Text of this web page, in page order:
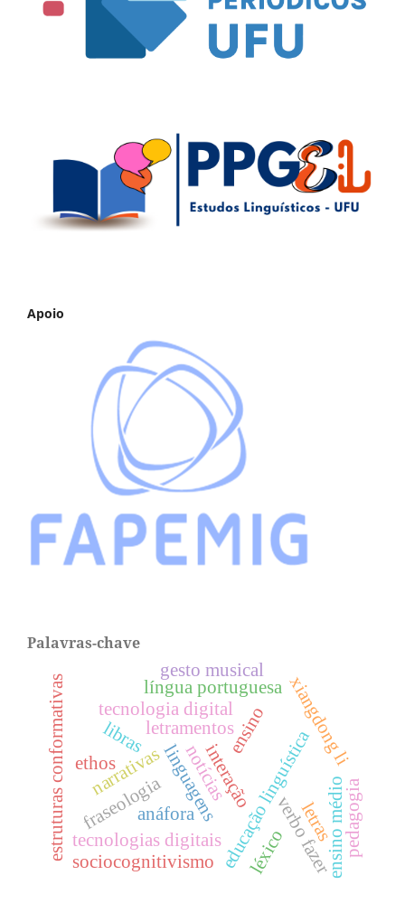
Apoio
Palavras-chave
linguagens
letramentosensino
tecnologia digital
educação linguística
tecnologias digitais
xiangdong li
narrativas interação
sociocognitivismo verbo fazer
anáfora
estruturas conformativas ensino médio
língua portuguesa
gesto musical
ethos
fraseologia
léxico
libras
notícias
letras pedagogia